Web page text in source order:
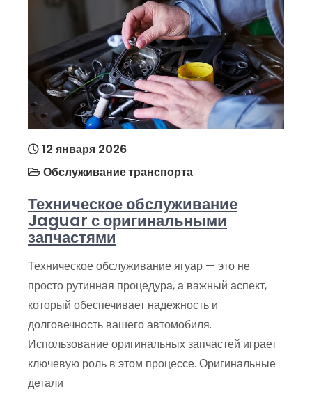
12 января 2026
Обслуживание транспорта
Техническое обслуживание
Jaguar с оригинальными
запчастями
Техническое обслуживание ягуар — это не
просто рутинная процедура, а важный аспект,
который обеспечивает надежность и
долговечность вашего автомобиля.
Использование оригинальных запчастей играет
ключевую роль в этом процессе. Оригинальные
детали